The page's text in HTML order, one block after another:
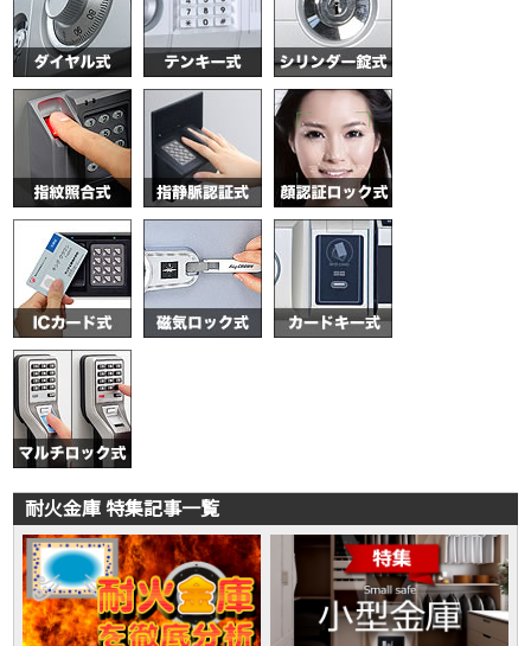
耐火金庫 特集記事一覧